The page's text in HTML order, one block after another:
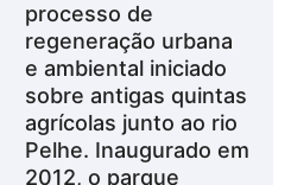
processo de
regeneração urbana
e ambiental iniciado
sobre antigas quintas
agrícolas junto ao rio
Pelhe. Inaugurado em
2012, o parque